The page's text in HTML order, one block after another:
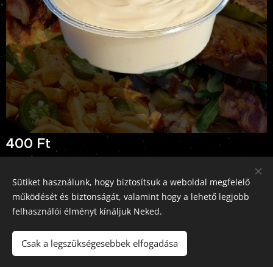
400 Ft
Pizz'Burger Rád, 2613 Rád, Rákóczi út 5., +36-70-326-0793
Sütiket használunk, hogy biztosítsuk a weboldal megfelelő
működését és biztonságát, valamint hogy a lehető legjobb
felhasználói élményt kínáljuk Neked.
Csak a legszükségesebbek elfogadása